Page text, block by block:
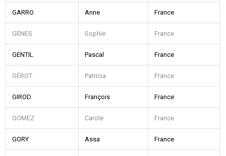
GARRO Anne France
GENES Sophie France
GENTIL Pascal France
GÉROT Patricia France
GIROD François France
GOMEZ Carole France
GORY Assa France